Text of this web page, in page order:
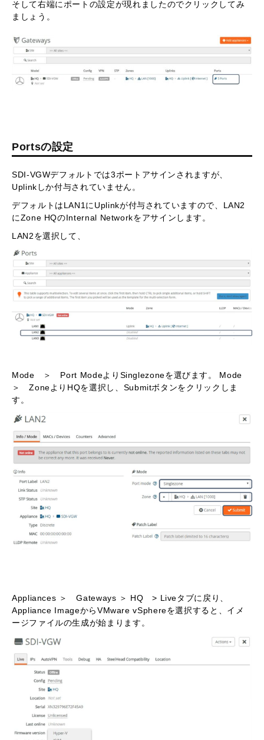
そして右端にポートの設定が現れましたのでクリックしてみ
ましょう。
Portsの設定
SDI-VGWデフォルトでは3ポートアサインされますが、
Uplinkしか付与されていません。
デフォルトはLAN1にUplinkが付与されていますので、LAN2
にZone HQのInternal Networkをアサインします。
LAN2を選択して、
Mode ＞ Port ModeよりSinglezoneを選びます。 Mode
＞ ZoneよりHQを選択し、Submitボタンをクリックしま
す。
Appliances ＞ Gateways ＞ HQ > Liveタブに戻り、
Appliance ImageからVMware vSphereを選択すると、イメ
ージファイルの生成が始まります。